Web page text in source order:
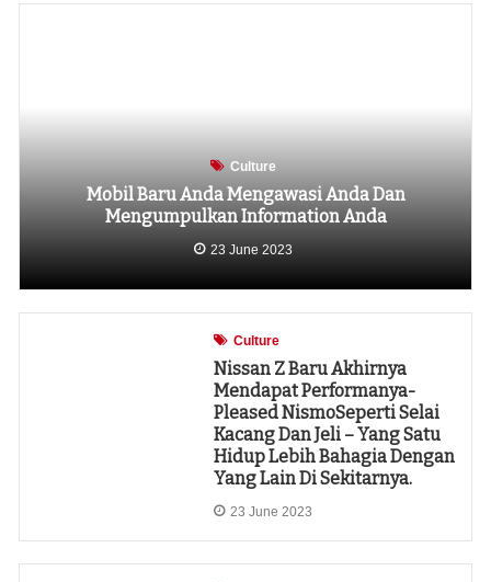
Culture
Mobil Baru Anda Mengawasi Anda Dan
Mengumpulkan Information Anda
23 June 2023
Culture
Nissan Z Baru Akhirnya
Mendapat Performanya-
Pleased NismoSeperti Selai
Kacang Dan Jeli – Yang Satu
Hidup Lebih Bahagia Dengan
Yang Lain Di Sekitarnya.
23 June 2023